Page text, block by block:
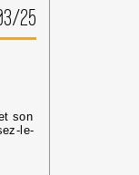
25
son
le-